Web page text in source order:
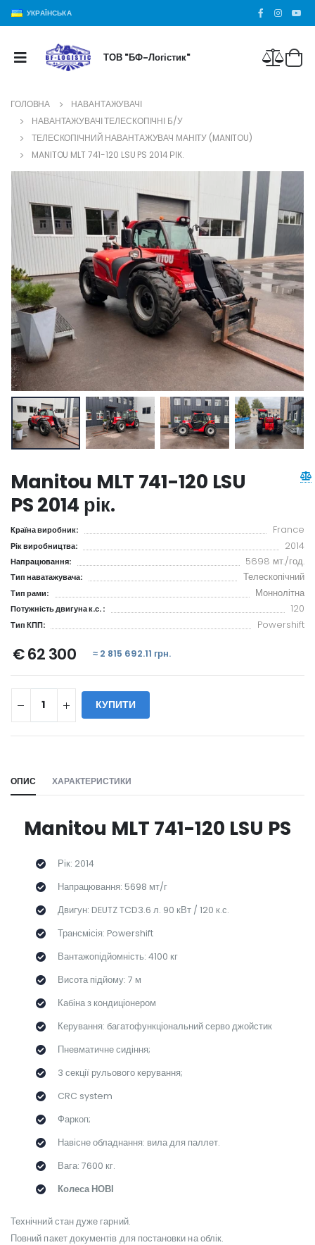
УКРАЇНСЬКА
ТОВ "БФ-Логістик"
ГОЛОВНА
НАВАНТАЖУВАЧІ
НАВАНТАЖУВАЧІ ТЕЛЕСКОПІЧНІ Б/У
ТЕЛЕСКОПІЧНИЙ НАВАНТАЖУВАЧ МАНІТУ (MANITOU)
MANITOU MLT 741-120 LSU PS 2014 РІК.
Manitou MLT 741-120 LSU
PS 2014 рік.
Країна виробник: France
Рік виробництва: 2014
Напрацювання: 5698 мт./год.
Тип наватажувача: Телескопічний
Тип рами: Моннолітна
Потужність двигуна к.с. : 120
Тип КПП: Powershift
€ 62 300 ≈ 2 815 692.11 грн.
КУПИТИ
ОПИС ХАРАКТЕРИСТИКИ
Manitou MLT 741-120 LSU PS
Рік: 2014
Напрацювання: 5698 мт/г
Двигун: DEUTZ TCD3.6 л. 90 кВт / 120 к.с.
Трансмісія: Powershift
Вантажопідйомність: 4100 кг
Висота підйому: 7 м
Кабіна з кондиціонером
Керування: багатофункціональний серво джойстик
Пневматичне сидіння;
3 секції рульового керування;
CRC system
Фаркоп;
Навісне обладнання: вила для паллет.
Вага: 7600 кг.
Колеса НОВІ
Технічний стан дуже гарний.
Повний пакет документів для постановки на облік.